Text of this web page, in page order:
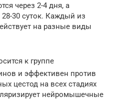
через 2-4 дня, а
30 суток. Каждый из
на разные виды
к группе
и эффективен против
цестод на всех стадиях
нейромышечные